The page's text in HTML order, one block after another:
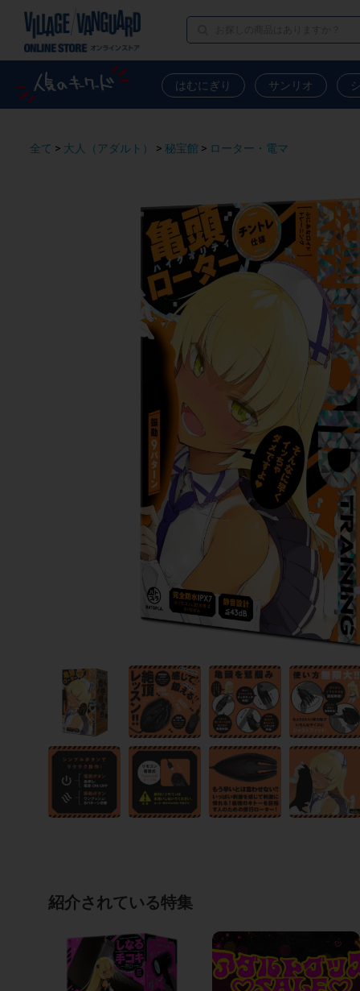
はむにぎり サンリオ
全て > 大人（アダルト） > 秘宝館 > ローター・電マ
紹介されている特集